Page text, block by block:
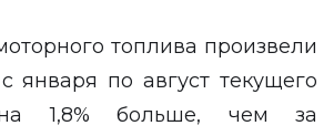
топлива произвели
января по август текущего
1,8% больше, чем за